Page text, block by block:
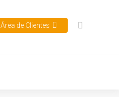
Área de Clientes